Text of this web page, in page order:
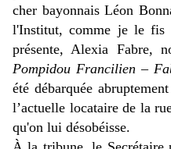
cher bayonnais Léon
l'Institut, comme je le fis
présente, Alexia Fabre,
Pompidou Francilien –
été débarquée
l’actuelle locataire de la
qu'on lui désobéisse.